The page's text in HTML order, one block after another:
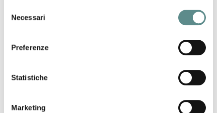
delNecessari
Preferenze
Statistiche
Marketing
EREDI di GEMELLI BRUNO opera sul mercato italiano prima,
sua produzione con la trincia mais l12, continuando con il
tagliarotoballe, il fasciatore per balle cilindriche e da ultimo una
contraddistingue per qualità e velocità nell?esecuzione del